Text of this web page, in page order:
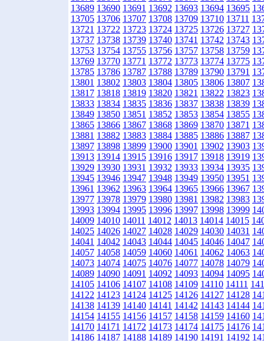
13689 13690 13691 13692 13693 13694 13695
13705 13706 13707 13708 13709 13710 13711
13721 13722 13723 13724 13725 13726 13727
13737 13738 13739 13740 13741 13742 13743
13753 13754 13755 13756 13757 13758 13759
13769 13770 13771 13772 13773 13774 13775
13785 13786 13787 13788 13789 13790 13791
13801 13802 13803 13804 13805 13806 13807
13817 13818 13819 13820 13821 13822 13823
13833 13834 13835 13836 13837 13838 13839
13849 13850 13851 13852 13853 13854 13855
13865 13866 13867 13868 13869 13870 13871
13881 13882 13883 13884 13885 13886 13887
13897 13898 13899 13900 13901 13902 13903
13913 13914 13915 13916 13917 13918 13919
13929 13930 13931 13932 13933 13934 13935
13945 13946 13947 13948 13949 13950 13951
13961 13962 13963 13964 13965 13966 13967
13977 13978 13979 13980 13981 13982 13983
13993 13994 13995 13996 13997 13998 13999
14009 14010 14011 14012 14013 14014 14015
14025 14026 14027 14028 14029 14030 14031
14041 14042 14043 14044 14045 14046 14047
14057 14058 14059 14060 14061 14062 14063
14073 14074 14075 14076 14077 14078 14079
14089 14090 14091 14092 14093 14094 14095
14105 14106 14107 14108 14109 14110 14111
14122 14123 14124 14125 14126 14127 14128
14138 14139 14140 14141 14142 14143 14144
14154 14155 14156 14157 14158 14159 14160
14170 14171 14172 14173 14174 14175 14176
14186 14187 14188 14189 14190 14191 14192